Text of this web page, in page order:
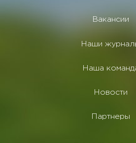
Вакансии
Наши
Наша
Новости
Партнеры